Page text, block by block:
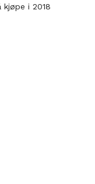
kjøpe i 2018